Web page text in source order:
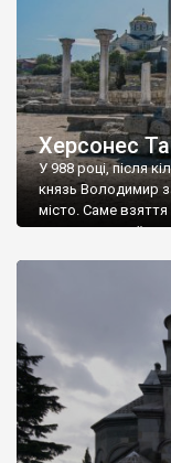
Херсонес
У 988 році, після
князь Володимир
місто. Саме
диктувати свої
Херсонесі
А потім було